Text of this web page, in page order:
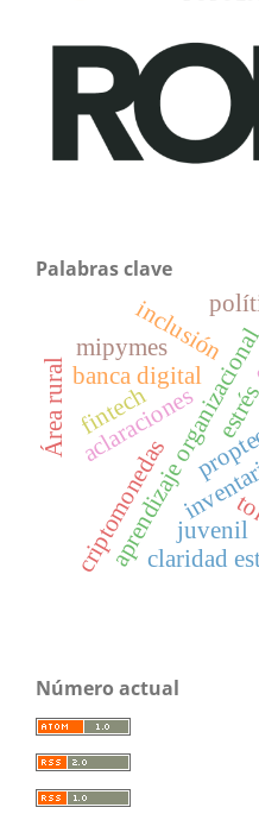
Palabras clave
aprendizajeclaridad
banca digital
aclaraciones
inclusión
criptomonedas
fintech
juvenil
mipymes
Área rural
Número actual